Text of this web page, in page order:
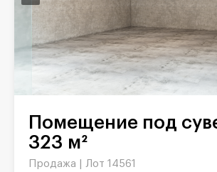
Помещение под сувениры,
323 м²
Продажа | Лот 14561